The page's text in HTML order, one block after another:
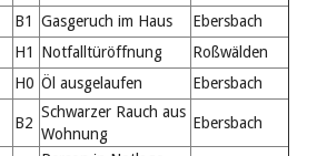
B1 Gasgeruch im Haus
Ebersbach
H1 Notfalltüröffnung
Roßwälden
H0 Öl ausgelaufen Ebersbach
B2
Schwarzer Rauch aus
Wohnung
Ebersbach